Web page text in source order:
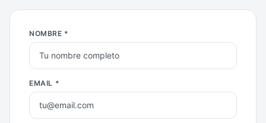
NOMBRE *
EMAIL *